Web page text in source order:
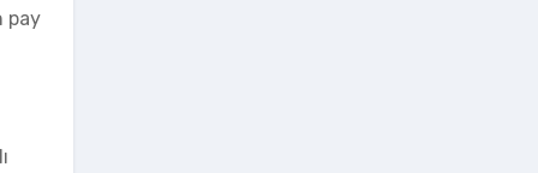
pay